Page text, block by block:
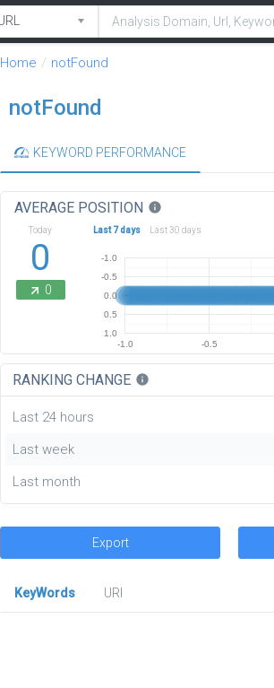
Home notFound
notFound
KEYWORD PERFORMANCE
AVERAGE POSITION info
Today
0
0
Last 7 days Last 30 days
-1.0 -0.5
-1.0
-0.5
0.0
0.5
1.0
RANKING CHANGE info
Last 24 hours
Last week
Last month
Export
KeyWords
URl